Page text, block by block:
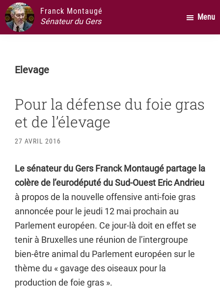
Passer
au
contenu
Passer
la
latérale
Passer
au
pied
page
Franck Montaugé
Sénateur du Gers
Menu
Elevage
Pour la défense du foie gras
et de l’élevage
27 AVRIL 2016
Le sénateur du Gers Franck Montaugé partage la
colère de l’eurodéputé du Sud-Ouest Eric Andrieu
à propos de la nouvelle offensive anti-foie gras
annoncée pour le jeudi 12 mai prochain au
Parlement européen. Ce jour-là doit en effet se
tenir à Bruxelles une réunion de l’intergroupe
bien-être animal du Parlement européen sur le
thème du « gavage des oiseaux pour la
production de foie gras ».